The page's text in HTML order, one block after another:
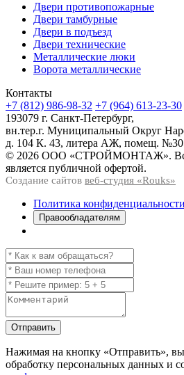
Двери противопожарные
Двери тамбурные
Двери в подъезд
Двери технические
Металлические люки
Ворота металлические
Контакты
+7 (812) 986-98-32 +7 (964) 613-23-30
193079 г. Санкт-Петербург,
вн.тер.г. Муниципальный Округ
д. 104 К. 43, литера АЖ, помещ.
© 2026 ООО «СТРОЙМОНТАЖ».
является публичной офертой.
Создание сайтов веб-студия «Rouks»
Политика конфиденциальности
Правообладателям
Отправить
Нажимая на кнопку «Отправить»,
обработку персональных данных и